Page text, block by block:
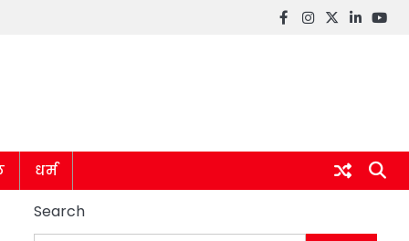
Facebook
instagram
twitter
linkedin
धर्म
Search